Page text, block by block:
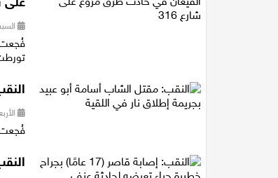
السبت 28/03/
فُجعت
الأربعاء 18/02/
فُجعت
النقب: إصابة